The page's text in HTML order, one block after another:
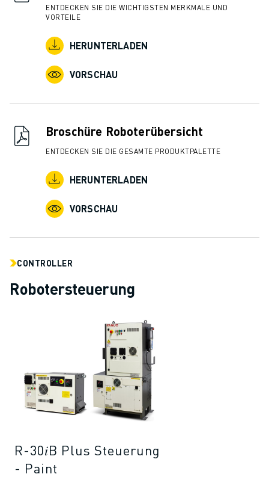
ENTDECKEN SIE DIE WICHTIGSTEN MERKMALE UND
VORTEILE
HERUNTERLADEN
VORSCHAU
Broschüre Roboterübersicht
ENTDECKEN SIE DIE GESAMTE PRODUKTPALETTE
HERUNTERLADEN
VORSCHAU
CONTROLLER
Robotersteuerung
R-30𝑖B Plus Steuerung
- Paint